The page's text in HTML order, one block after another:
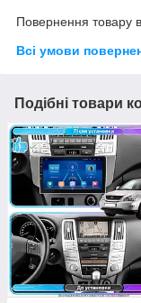
Повернення товару
Всі умови
Подібні товари